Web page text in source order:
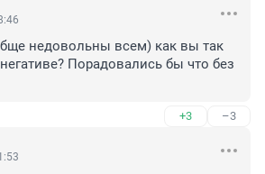
недовольны всем) как вы так
Порадовались бы что без
+3 –3